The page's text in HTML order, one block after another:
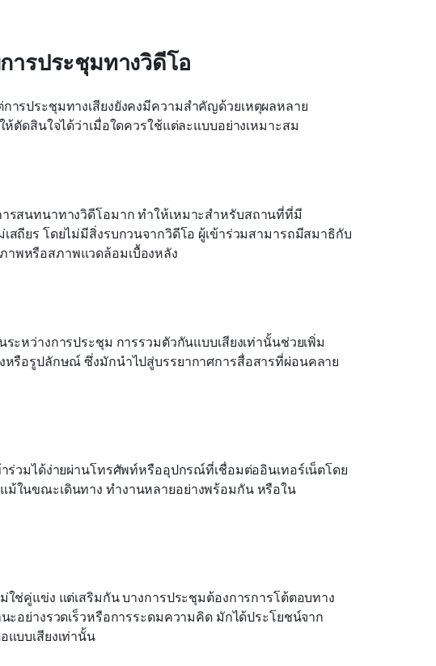
ารประชุมทางวิดีโอ
รประชุมทางเสียงยังคงมีความสำคัญด้วยเหตุผลหลาย
ตัดสินใจได้ว่าเมื่อใดควรใช้แต่ละแบบอย่างเหมาะสม
รสนทนาทางวิดีโอมาก ทำให้เหมาะสำหรับสถานที่ที่มี
สถียร โดยไม่มีสิ่งรบกวนจากวิดีโอ ผู้เข้าร่วมสามารถมีสมาธิกับ
พหรือสภาพแวดล้อมเบื้องหลัง
ะหว่างการประชุม การรวมตัวกันแบบเสียงเท่านั้นช่วยเพิ่ม
หรือรูปลักษณ์ ซึ่งมักนำไปสู่บรรยากาศการสื่อสารที่ผ่อนคลาย
ร่วมได้ง่ายผ่านโทรศัพท์หรืออุปกรณ์ที่เชื่อมต่ออินเทอร์เน็ตโดย
ม้ในขณะเดินทาง ทำงานหลายอย่างพร้อมกัน หรือใน
ช่คู่แข่ง แต่เสริมกัน บางการประชุมต้องการการโต้ตอบทาง
อย่างรวดเร็วหรือการระดมความคิด มักได้ประโยชน์จาก
แบบเสียงเท่านั้น